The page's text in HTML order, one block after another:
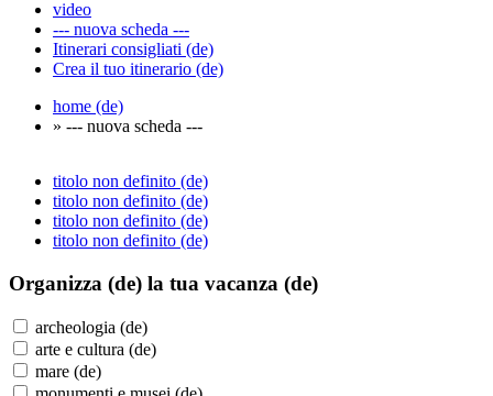
video
--- nuova scheda ---
Itinerari consigliati (de)
Crea il tuo itinerario (de)
home (de)
» --- nuova scheda ---
titolo non definito (de)
titolo non definito (de)
titolo non definito (de)
titolo non definito (de)
Organizza (de) la tua vacanza (de)
archeologia (de)
arte e cultura (de)
mare (de)